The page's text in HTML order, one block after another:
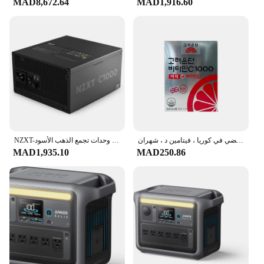
frequent use. The lightweight design makes it easy
choice for both home and business environments.
The C1000 Projector is not just a tool for visual
entertainment; it's a dependable partner for all your
projection needs.
MAD8,672.64 MAD1,916.60
NZXT-وحدات تجمع الذهب الأسود ، ATX3.1 ، C1000 ، 80PLUS
MAD1,935.10
فيتامين سي الفضي في كوريا ، فيتامين د ، شهران ، C1000
MAD250.86